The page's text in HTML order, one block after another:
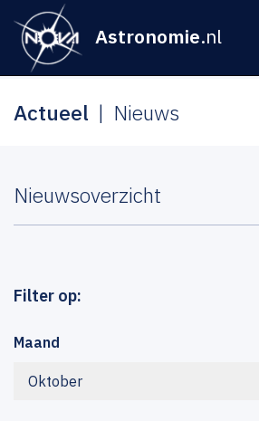
Astronomie.nl
Actueel Nieuws
Nieuwsoverzicht
Filter op:
Maand
Oktober